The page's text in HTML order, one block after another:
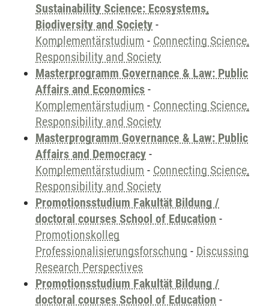
Sustainability Science: Ecosystems,
Biodiversity and Society -
Komplementärstudium - Connecting Science,
Responsibility and Society
Masterprogramm Governance & Law: Public
Affairs and Economics -
Komplementärstudium - Connecting Science,
Responsibility and Society
Masterprogramm Governance & Law: Public
Affairs and Democracy -
Komplementärstudium - Connecting Science,
Responsibility and Society
Promotionsstudium Fakultät Bildung /
doctoral courses School of Education -
Promotionskolleg
Professionalisierungsforschung - Discussing
Research Perspectives
Promotionsstudium Fakultät Bildung /
doctoral courses School of Education -